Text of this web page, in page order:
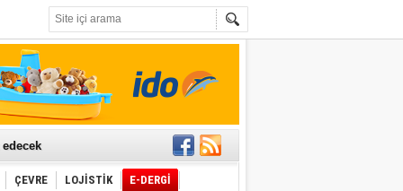
ÇEVRE LOJİSTİK E-DERGİ